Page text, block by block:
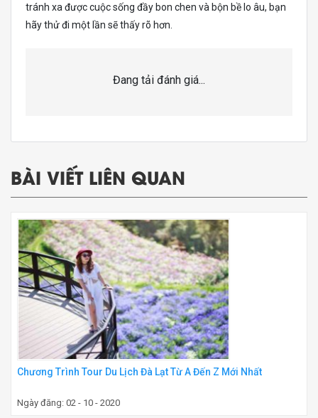
tránh xa được cuộc sống đầy bon chen và bộn bề lo âu, bạn
hãy thử đi một lần sẽ thấy rõ hơn.
Đang tải đánh giá...
BÀI VIẾT LIÊN QUAN
Chương Trình Tour Du Lịch Đà Lạt Từ A Đến Z Mới Nhất
Ngày đăng: 02 - 10 - 2020